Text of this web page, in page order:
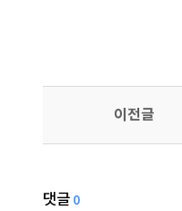
이전글
댓글 0